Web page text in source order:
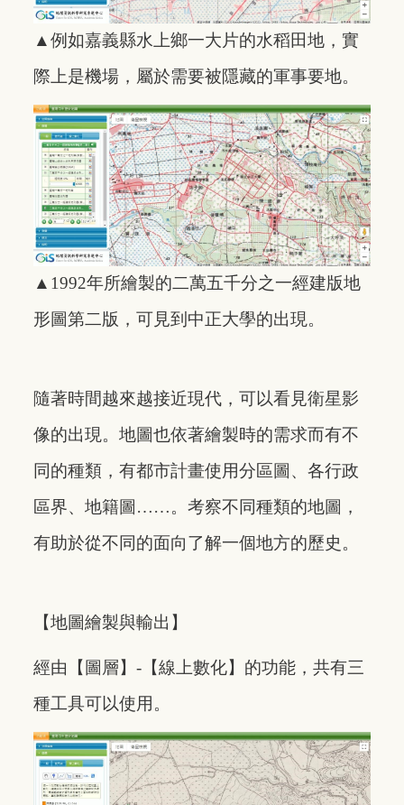
▲例如嘉義縣水上鄉一大片的水稻田地，實
際上是機場，屬於需要被隱藏的軍事要地。
▲1992年所繪製的二萬五千分之一經建版地
形圖第二版，可見到中正大學的出現。
隨著時間越來越接近現代，可以看見衛星影
像的出現。地圖也依著繪製時的需求而有不
同的種類，有都市計畫使用分區圖、各行政
區界、地籍圖……。考察不同種類的地圖，
有助於從不同的面向了解一個地方的歷史。
【地圖繪製與輸出】
經由【圖層】-【線上數化】的功能，共有三
種工具可以使用。